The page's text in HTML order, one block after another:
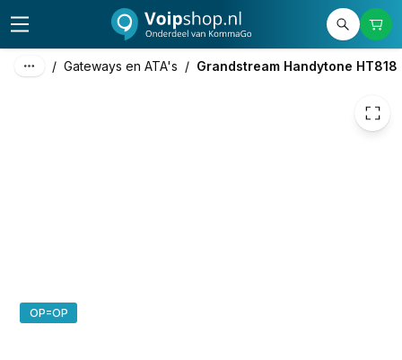
/ Gateways en ATA's / Grandstream Handytone HT818
OP=OP